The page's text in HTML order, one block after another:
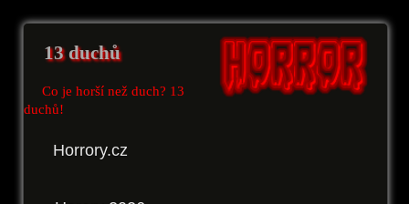
13 duchů
Co je horší než duch? 13
duchů!
Horrory.cz